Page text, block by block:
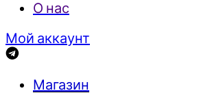
О нас
Мой аккаунт
Магазин